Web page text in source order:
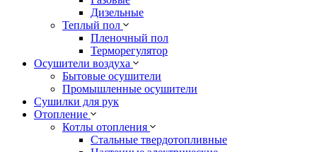
Дизельные
Теплый пол
Пленочный пол
Терморегулятор
Осушители воздуха
Бытовые осушители
Промышленные осушители
Сушилки для рук
Отопление
Котлы отопления
Стальные твердотопливные